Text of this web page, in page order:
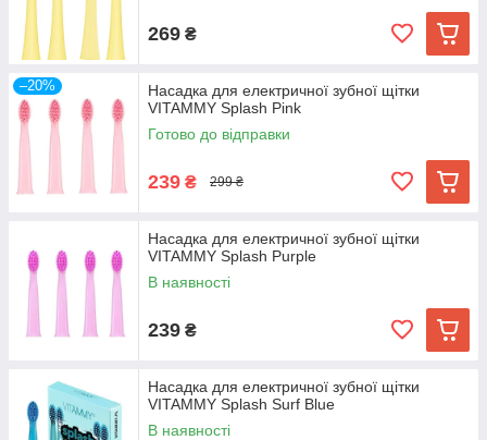
269 ₴
–20%
Насадка для електричної зубної щітки
VITAMMY Splash Pink
Готово до відправки
239 ₴ 299 ₴
Насадка для електричної зубної щітки
VITAMMY Splash Purple
В наявності
239 ₴
Насадка для електричної зубної щітки
VITAMMY Splash Surf Blue
В наявності